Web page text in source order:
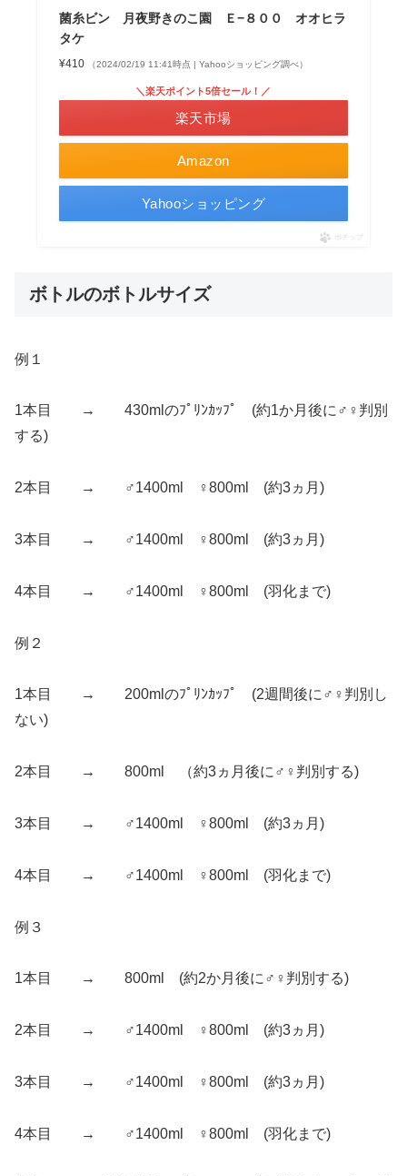
菌糸ビン 月夜野きのこ園 Ｅ−８００ オオヒラ
タケ
¥410 （2024/02/19 11:41時点 | Yahooショッピング調べ）
Amazon
＼楽天ポイント5倍セール！／
楽天市場
Yahooショッピング
ポチップ
ボトルのボトルサイズ
例１
1本目 → 430mlのﾌﾟﾘﾝｶｯﾌﾟ (約1か月後に♂♀判別
する)
2本目 → ♂1400ml ♀800ml (約3ヵ月)
3本目 → ♂1400ml ♀800ml (約3ヵ月)
4本目 → ♂1400ml ♀800ml (羽化まで)
例２
1本目 → 200mlのﾌﾟﾘﾝｶｯﾌﾟ (2週間後に♂♀判別し
ない)
2本目 → 800ml （約3ヵ月後に♂♀判別する)
3本目 → ♂1400ml ♀800ml (約3ヵ月)
4本目 → ♂1400ml ♀800ml (羽化まで)
例３
1本目 → 800ml (約2か月後に♂♀判別する)
2本目 → ♂1400ml ♀800ml (約3ヵ月)
3本目 → ♂1400ml ♀800ml (約3ヵ月)
4本目 → ♂1400ml ♀800ml (羽化まで)